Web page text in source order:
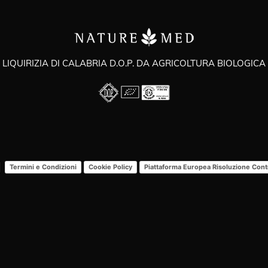
LIQUIRIZIA DI CALABRIA D.O.P. DA AGRICOLTURA BIOLOGICA
Termini e Condizioni Cookie Policy Piattaforma Europea Risoluzione